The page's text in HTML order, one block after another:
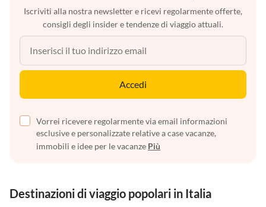
Iscriviti alla nostra newsletter e ricevi regolarmente offerte,
consigli degli insider e tendenze di viaggio attuali.
Accedi
Vorrei ricevere regolarmente via email informazioni
esclusive e personalizzate relative a case vacanze,
immobili e idee per le vacanze Più
Destinazioni di viaggio popolari in Italia